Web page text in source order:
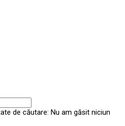
de căutare: Nu am găsit niciun